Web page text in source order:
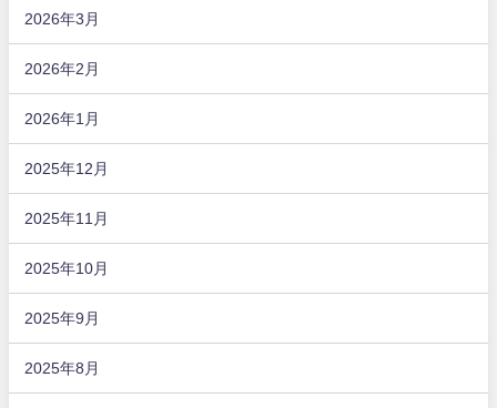
2026年3月
2026年2月
2026年1月
2025年12月
2025年11月
2025年10月
2025年9月
2025年8月